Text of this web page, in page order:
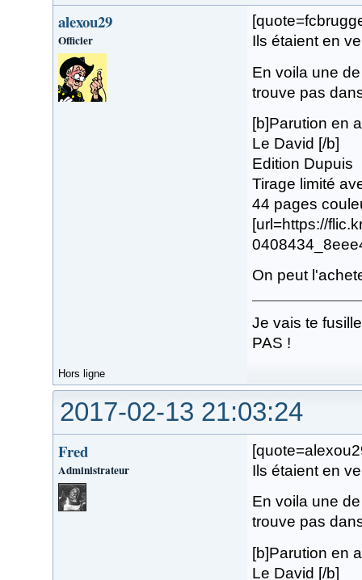
alexou29
Officier
Ils étaient en
En voila une
trouve pas
[b]Parution en
Le David [/b]
Edition Dupuis
Tirage limité
44 pages
[url=https://
On peut
Je vais te
PAS !
Hors ligne
2017-02-13 21:03:24
Fred
Administrateur
Ils étaient en
En voila une
trouve pas
[b]Parution en
Le David [/b]